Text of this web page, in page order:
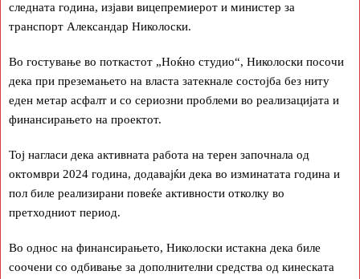
следната година, изјави вицепремиерот и министер за
транспорт Александар Николоски.
Во гостување во поткастот „Ноќно студио“, Николоски посочи
дека при преземањето на власта затекнале состојба без ниту
еден метар асфалт и со сериозни проблеми во реализацијата и
финансирањето на проектот.
Тој нагласи дека активната работа на терен започнала од
октомври 2024 година, додавајќи дека во изминатата година и
пол биле реализирани повеќе активности отколку во
претходниот период.
Во однос на финансирањето, Николоски истакна дека биле
соочени со одбивање за дополнителни средства од кинеската